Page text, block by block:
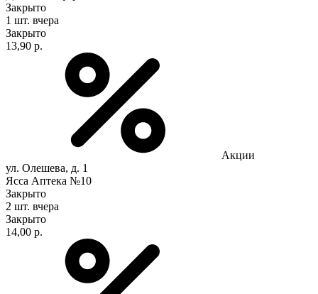
Закрыто
1 шт. вчера
Закрыто
13,90 р.
Акции
ул. Олешева, д. 1
Ясса Аптека №10
Закрыто
2 шт. вчера
Закрыто
14,00 р.